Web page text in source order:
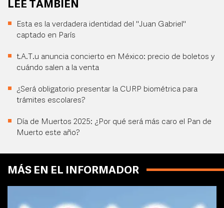
LEE TAMBIÉN
Esta es la verdadera identidad del "Juan Gabriel"
captado en París
t.A.T.u anuncia concierto en México: precio de boletos y
cuándo salen a la venta
¿Será obligatorio presentar la CURP biométrica para
trámites escolares?
Día de Muertos 2025: ¿Por qué será más caro el Pan de
Muerto este año?
MÁS EN EL INFORMADOR